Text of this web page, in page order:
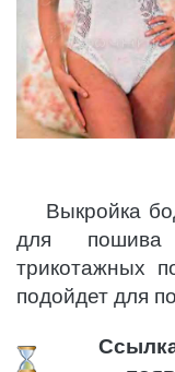
Выкройка
для пошива
трикотажных
подойдет для